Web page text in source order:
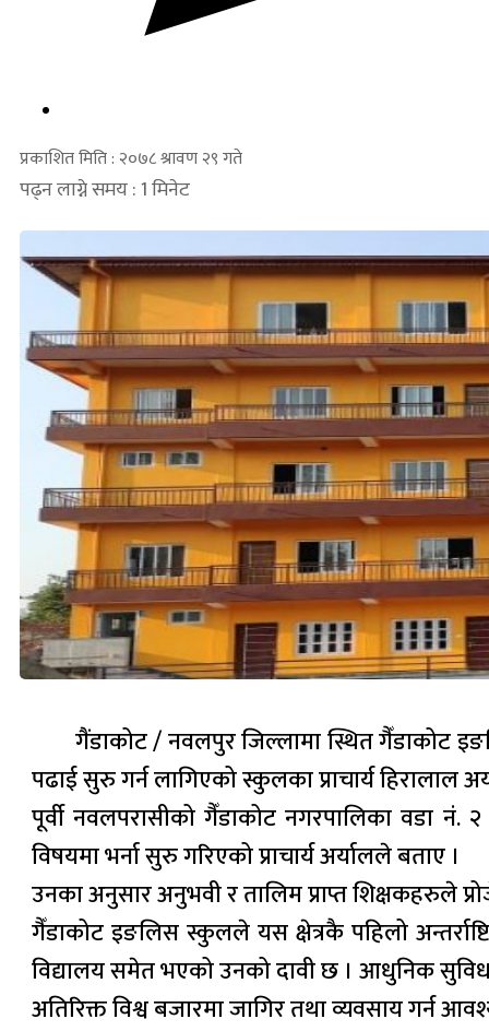
प्रकाशित मिति : २०७८ श्रावण २९ गते
पढ्न लाग्ने समय : 1 मिनेट
गैंडाकोट / नवलपुर जिल्लामा स्थित गैँडाकोट
पढाई सुरु गर्न लागिएको स्कुलका प्राचार्य हिरालाल
पूर्वी नवलपरासीको गैँडाकोट नगरपालिका वडा
विषयमा भर्ना सुरु गरिएको प्राचार्य अर्यालले बताए ।
उनका अनुसार अनुभवी र तालिम प्राप्त शिक्षकहरुले
गैँडाकोट इङलिस स्कुलले यस क्षेत्रकै पहिलो
विद्यालय समेत भएको उनको दावी छ । आधुनिक
अतिरिक्त विश्व बजारमा जागिर तथा व्यवसाय गर्न